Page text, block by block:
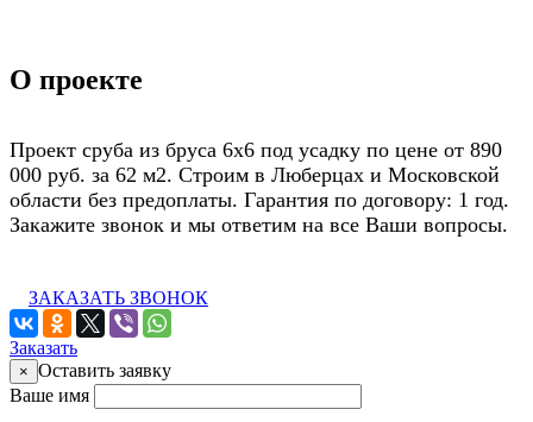
О проекте
Проект сруба из бруса 6х6 под усадку по цене от 890
000 руб. за 62 м2. Строим в Люберцах и Московской
области без предоплаты. Гарантия по договору: 1 год.
Закажите звонок и мы ответим на все Ваши вопросы.
ЗАКАЗАТЬ ЗВОНОК
Заказать
× Оставить заявку
Ваше имя